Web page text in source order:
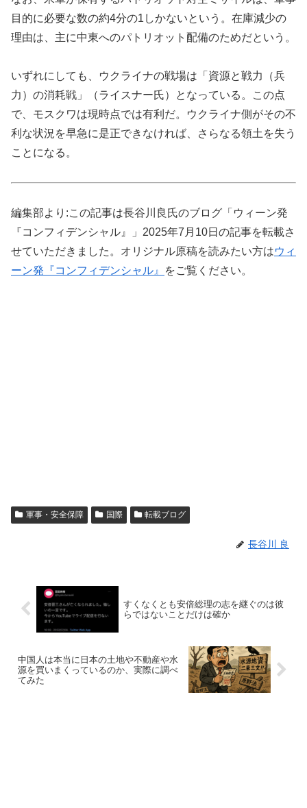
目的に必要な数の約4分の1しかないという。在庫減少の
理由は、主に中東へのパトリオット配備のためだという。
いずれにしても、ウクライナの戦場は「資源と戦力（兵
力）の消耗戦」（ライスナー氏）となっている。この点
で、モスクワは現時点では有利だ。ウクライナ側がその不
利な状況を早急に是正できなければ、さらなる領土を失う
ことになる。
編集部より:この記事は長谷川良氏のブログ「ウィーン発
『コンフィデンシャル』」2025年7月10日の記事を転載さ
せていただきました。オリジナル原稿を読みたい方はウィ
ーン発『コンフィデンシャル』
をご覧ください。
軍事・安全保障 国際 転載ブログ
長谷川 良
すくなくとも安倍総理の志を継ぐのは彼
らではないことだけは確か
中国人は本当に日本の土地や不動産や水
源を買いまくっているのか、実際に調べ
てみた